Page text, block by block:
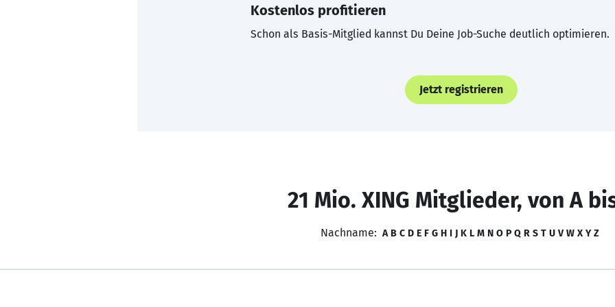
Kostenlos profitieren
Schon als Basis-Mitglied kannst Du Deine Job-Suche deutlich optimieren.
Jetzt registrieren
21 Mio. XING Mitglieder, von A
Nachname: A B C D E F G H I J K L M N O P Q R S T U V W X Y Z